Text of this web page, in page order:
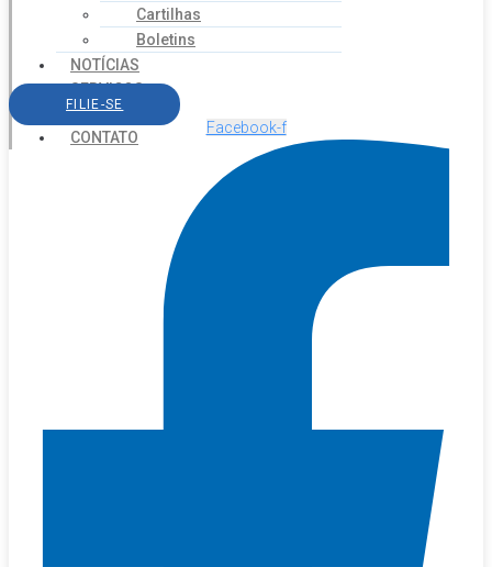
Cartilhas
Boletins
NOTÍCIAS
SERVIÇOS
AGENDA
CONTATO
FILIE-SE
Facebook-f